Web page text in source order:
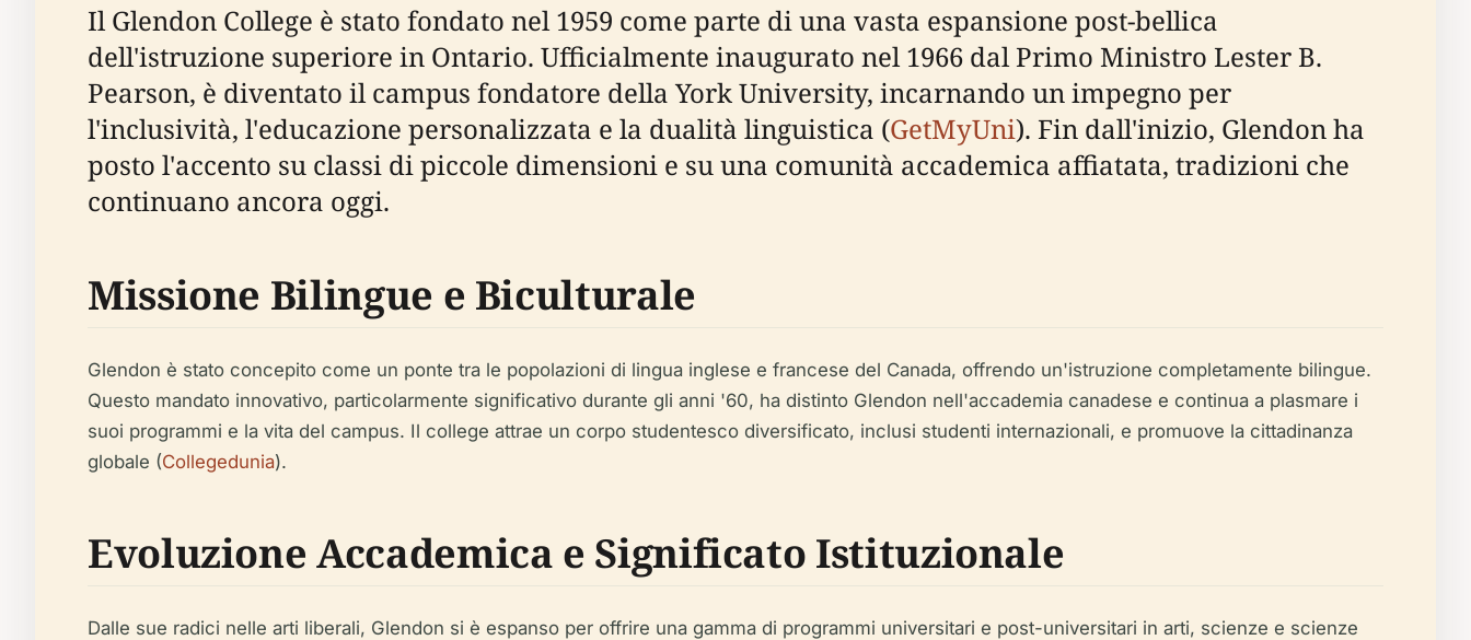
Il Glendon College è stato fondato nel 1959 come parte di una vasta espansione post-bellica
dell'istruzione superiore in Ontario. Ufficialmente inaugurato nel 1966 dal Primo Ministro Lester B.
Pearson, è diventato il campus fondatore della York University, incarnando un impegno per
l'inclusività, l'educazione personalizzata e la dualità linguistica (GetMyUni). Fin dall'inizio, Glendon ha
posto l'accento su classi di piccole dimensioni e su una comunità accademica affiatata, tradizioni che
continuano ancora oggi.
Missione Bilingue e Biculturale
Glendon è stato concepito come un ponte tra le popolazioni di lingua inglese e francese del Canada, offrendo un'istruzione completamente bilingue.
Questo mandato innovativo, particolarmente significativo durante gli anni '60, ha distinto Glendon nell'accademia canadese e continua a plasmare i
suoi programmi e la vita del campus. Il college attrae un corpo studentesco diversificato, inclusi studenti internazionali, e promuove la cittadinanza
globale (Collegedunia).
Evoluzione Accademica e Significato Istituzionale
Dalle sue radici nelle arti liberali, Glendon si è espanso per offrire una gamma di programmi universitari e post-universitari in arti, scienze e scienze